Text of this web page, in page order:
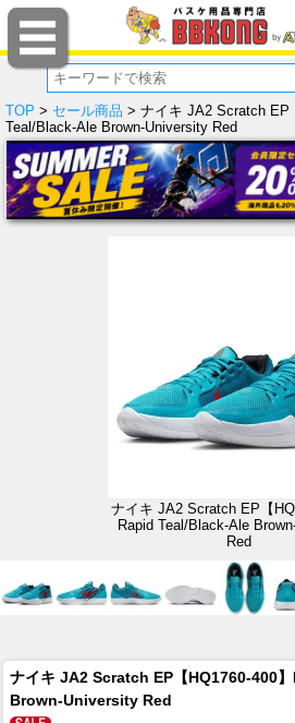
TOP > セール商品 > ナイキ JA2 Scratch EP
Teal/Black-Ale Brown-University Red
ナイキ JA2 Scratch EP【
Rapid Teal/Black-Ale
Red
ナイキ JA2 Scratch EP【HQ1760-400
Brown-University Red